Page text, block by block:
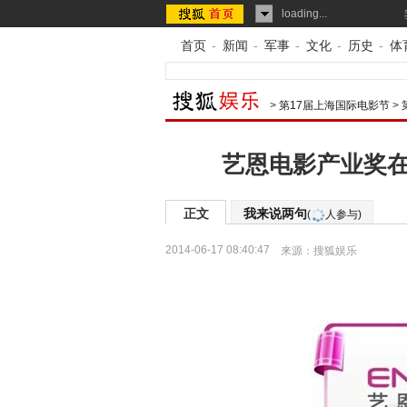
loading...
首页 - 新闻 - 军事 - 文化 - 历史 - 体
> 第17届上海国际电影节 >
艺恩电影产业奖
正文 我来说两句( 人参与)
2014-06-17 08:40:47 来源： 搜狐娱乐